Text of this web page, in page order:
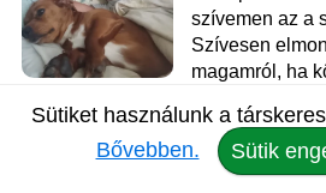
szívemen az a
Szívesen
magamról, ha
Romantikus de
Szeretnék egy
harmónikus
Sütiket használunk a
Bővebben.
Sütik